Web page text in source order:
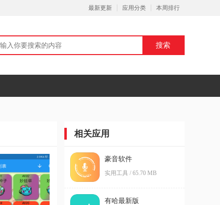
最新更新 应用分类 本周排行
相关应用
豪音软件
实用工具 / 65.70 MB
有哈最新版